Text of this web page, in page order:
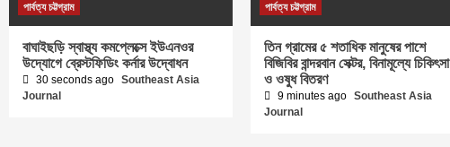
পার্বত্য চট্টগ্রাম
বাঘাইছড়ি স্বাস্থ্য কমপ্লেক্সে ইউএনওর
উদ্যোগে ব্রেস্টফিডিং কর্নার উদ্বোধন
30 seconds ago Southeast Asia
Journal
পার্বত্য চট্টগ্রাম
তিন গ্রামের ৫ শতাধিক মানুষের পাশে
বিজিবির বান্দরবান সেক্টর, বিনামূল্যে চিকিৎসা
ও ওষুধ বিতরণ
9 minutes ago Southeast Asia
Journal